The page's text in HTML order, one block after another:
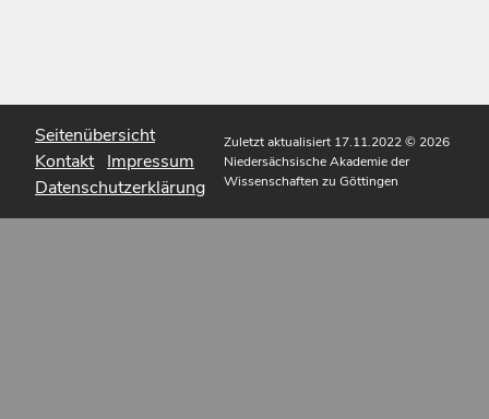
Seitenübersicht
Kontakt Impressum
Datenschutzerklärung
Zuletzt aktualisiert 17.11.2022© 2026
Niedersächsische Akademie der
Wissenschaften zu Göttingen